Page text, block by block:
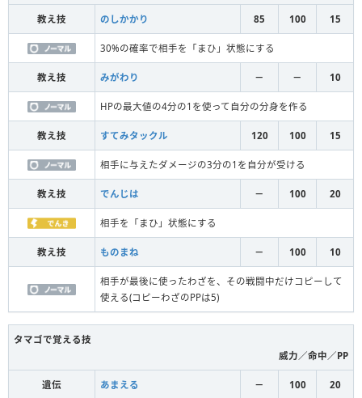
教え技 のしかかり 85 100 15
30%の確率で相手を「まひ」状態にする
教え技 みがわり － － 10
HPの最大値の4分の1を使って自分の分身を作る
教え技 すてみタックル 120 100 15
相手に与えたダメージの3分の1を自分が受ける
教え技 でんじは － 100 20
相手を「まひ」状態にする
教え技 ものまね － 100 10
相手が最後に使ったわざを、その戦闘中だけコピーして
使える(コピーわざのPPは5)
タマゴで覚える技
威力／命中／PP
遺伝 あまえる － 100 20